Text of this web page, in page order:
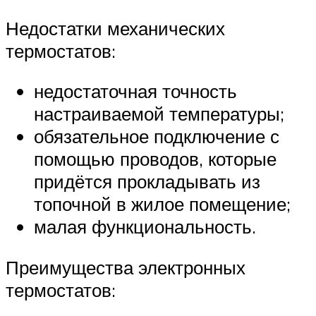
Недостатки механических
термостатов:
недостаточная точность
настраиваемой температуры;
обязательное подключение с
помощью проводов, которые
придётся прокладывать из
топочной в жилое помещение;
малая функциональность.
Преимущества электронных
термостатов: